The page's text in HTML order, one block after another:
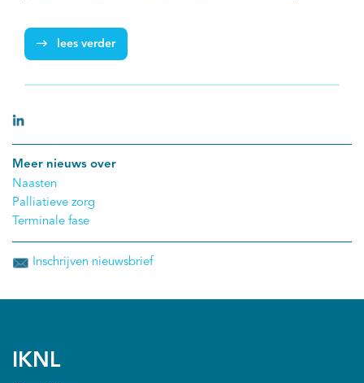
gebaseerd op de meest recente inzichten uit
wetenschappelijk onderzoek en ontwikkeld volgens
lees verder
Meer nieuws over
Naasten
Palliatieve zorg
Terminale fase
Inschrijven nieuwsbrief
IKNL